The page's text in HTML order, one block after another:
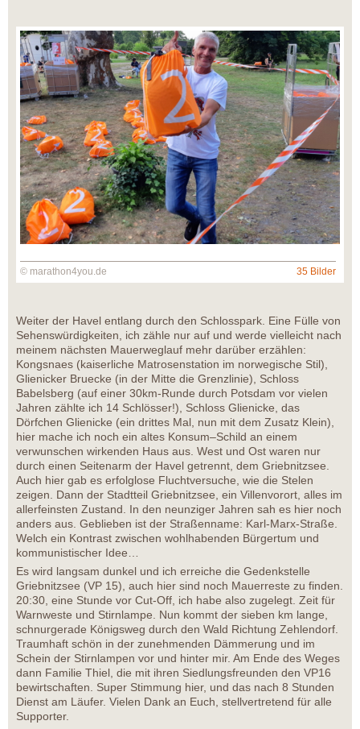
© marathon4you.de 35 Bilder
Weiter der Havel entlang durch den Schlosspark. Eine Fülle von
Sehenswürdigkeiten, ich zähle nur auf und werde vielleicht nach
meinem nächsten Mauerweglauf mehr darüber erzählen:
Kongsnaes (kaiserliche Matrosenstation im norwegische Stil),
Glienicker Bruecke (in der Mitte die Grenzlinie), Schloss
Babelsberg (auf einer 30km-Runde durch Potsdam vor vielen
Jahren zählte ich 14 Schlösser!), Schloss Glienicke, das
Dörfchen Glienicke (ein drittes Mal, nun mit dem Zusatz Klein),
hier mache ich noch ein altes Konsum–Schild an einem
verwunschen wirkenden Haus aus. West und Ost waren nur
durch einen Seitenarm der Havel getrennt, dem Griebnitzsee.
Auch hier gab es erfolglose Fluchtversuche, wie die Stelen
zeigen. Dann der Stadtteil Griebnitzsee, ein Villenvorort, alles im
allerfeinsten Zustand. In den neunziger Jahren sah es hier noch
anders aus. Geblieben ist der Straßenname: Karl-Marx-Straße.
Welch ein Kontrast zwischen wohlhabenden Bürgertum und
kommunistischer Idee…
Es wird langsam dunkel und ich erreiche die Gedenkstelle
Griebnitzsee (VP 15), auch hier sind noch Mauerreste zu finden.
20:30, eine Stunde vor Cut-Off, ich habe also zugelegt. Zeit für
Warnweste und Stirnlampe. Nun kommt der sieben km lange,
schnurgerade Königsweg durch den Wald Richtung Zehlendorf.
Traumhaft schön in der zunehmenden Dämmerung und im
Schein der Stirnlampen vor und hinter mir. Am Ende des Weges
dann Familie Thiel, die mit ihren Siedlungsfreunden den VP16
bewirtschaften. Super Stimmung hier, und das nach 8 Stunden
Dienst am Läufer. Vielen Dank an Euch, stellvertretend für alle
Supporter.